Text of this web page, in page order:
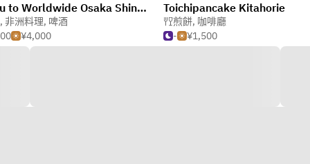
Wagyu to Worldwide Osaka Shinsaibashi store
, 非洲料理, 啤酒
¥4,000
Toichipancake Kitahorie
煎餅, 咖啡廳
-
¥1,500